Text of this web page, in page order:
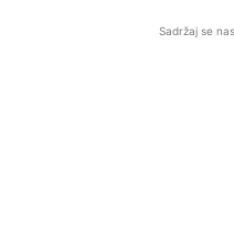
Sadržaj se